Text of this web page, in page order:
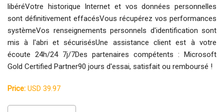
libéréVotre historique Internet et vos données personnelles
sont définitivement effacésVous récupérez vos performances
systèmeVos renseignements personnels d'identification sont
mis à l'abri et sécurisésUne assistance client est à votre
écoute 24h/24 7j/7Des partenaires compétents : Microsoft
Gold Certified Partner90 jours d'essai, satisfait ou remboursé !
Price: USD 39.97